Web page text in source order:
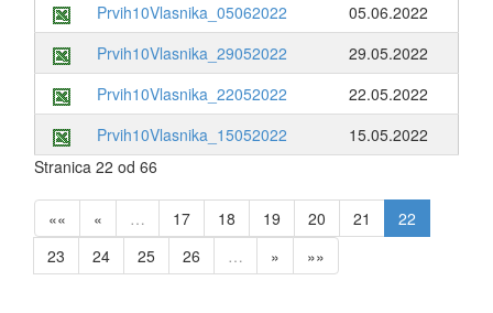
Prvih10Vlasnika_05062022
05.06.2022
Prvih10Vlasnika_29052022
29.05.2022
Prvih10Vlasnika_22052022
22.05.2022
Prvih10Vlasnika_15052022
15.05.2022
Stranica 22 od 66
«« « … 17 18 19 20 21
22
23
24 25 26 … » »»